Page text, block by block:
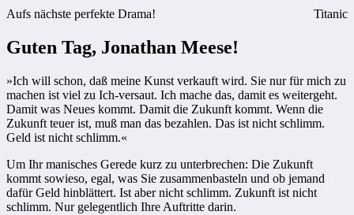
Aufs nächste perfekte Drama!
Titanic
Guten Tag, Jonathan Meese!
»Ich will schon, daß meine Kunst verkauft wird. Sie nur für mich zu
machen ist viel zu Ich-versaut. Ich mache das, damit es weitergeht.
Damit was Neues kommt. Damit die Zukunft kommt. Wenn die
Zukunft teuer ist, muß man das bezahlen. Das ist nicht schlimm.
Geld ist nicht schlimm.«
Um Ihr manisches Gerede kurz zu unterbrechen: Die Zukunft
kommt sowieso, egal, was Sie zusammenbasteln und ob jemand
dafür Geld hinblättert. Ist aber nicht schlimm. Zukunft ist nicht
schlimm. Nur gelegentlich Ihre Auftritte darin.